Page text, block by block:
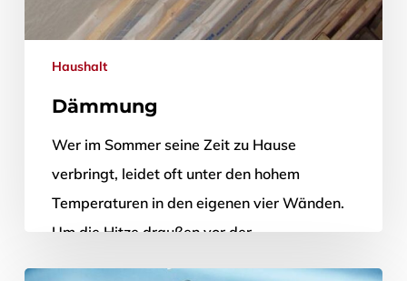
Haushalt
Dämmung
Wer im Sommer seine Zeit zu Hause
verbringt, leidet oft unter den hohem
Temperaturen in den eigenen vier Wänden.
Um die Hitze draußen vor der…